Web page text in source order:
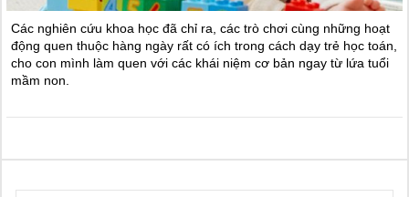
Các nghiên cứu khoa học đã chỉ ra, các trò chơi cùng những hoạt
động quen thuộc hàng ngày rất có ích trong cách dạy trẻ học toán,
cho con mình làm quen với các khái niệm cơ bản ngay từ lứa tuổi
mầm non.